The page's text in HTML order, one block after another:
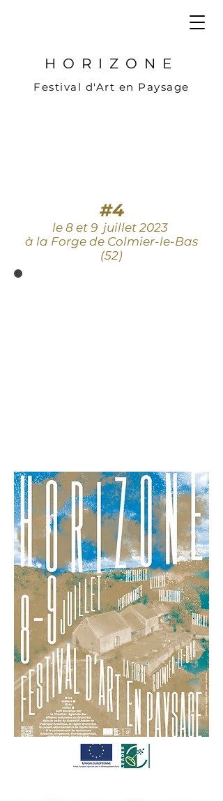
HORIZONE
Festival d'Art en Paysage
#4
le 8 et 9 juillet 2023
à la Forge de Colmier-le-Bas
(52)